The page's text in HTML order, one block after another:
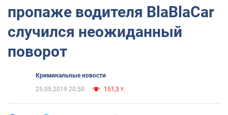
пропаже водителя BlaBlaCar
случился неожиданный
поворот
Криминальные новости
25.05.2019 20:50
151,3 т.